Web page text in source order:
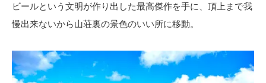
ビールという文明が作り出した最高傑作を手に、頂上まで我
慢出来ないから山荘裏の景色のいい所に移動。